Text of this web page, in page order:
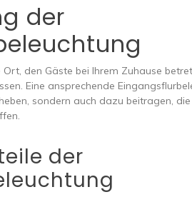
der
den Gäste bei Ihrem Zuhause
Eine ansprechende
sondern auch dazu beitragen,
der